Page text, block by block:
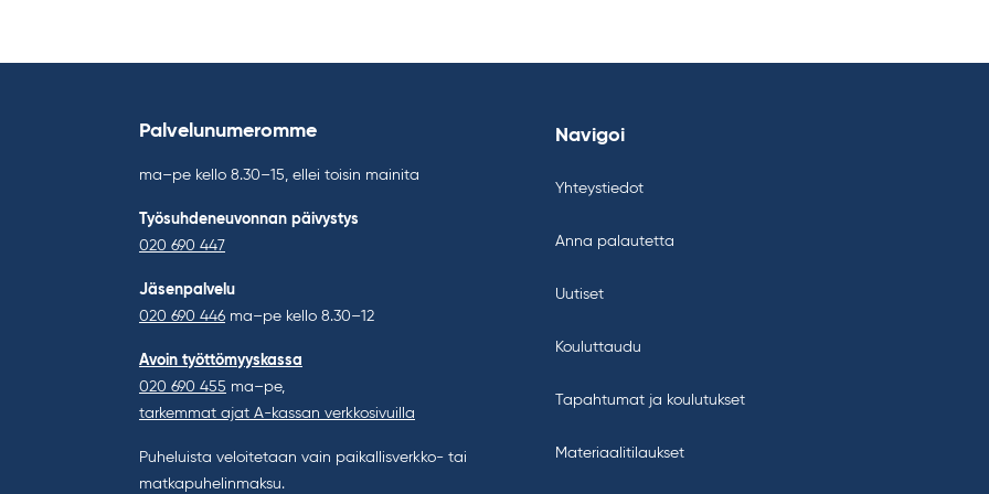
Palvelunumeromme
ma–pe kello 8.30–15, ellei toisin mainita
Työsuhdeneuvonnan päivystys
020 690 447
Jäsenpalvelu
020 690 446 ma–pe kello 8.30–12
Avoin työttömyyskassa
020 690 455 ma–pe,
tarkemmat ajat A-kassan verkkosivuilla
Puheluista veloitetaan vain paikallisverkko- tai
matkapuhelinmaksu.
Navigoi
Yhteystiedot
Anna palautetta
Uutiset
Kouluttaudu
Tapahtumat ja koulutukset
Materiaalitilaukset